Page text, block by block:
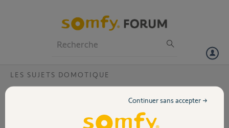
Volet
LES SUJETS DOMOTIQUE
Probleme contacteur chauffe eau 1822451
Bonjour, je me suis
aperçu d'un problème sur
Continuer sans accepter →